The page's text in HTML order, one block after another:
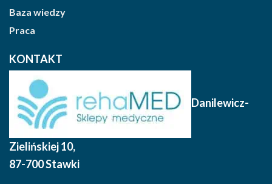
Baza wiedzy
Praca
KONTAKT
Danilewicz-
Zielińskiej 10,
87-700 Stawki